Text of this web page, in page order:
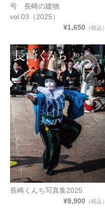
号 長崎の建物
vol.03（2025）
¥1,650 （税込）
長崎くんち写真集2025
¥9,900 （税込）